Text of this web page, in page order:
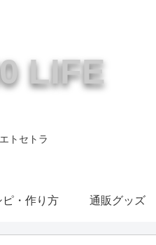
LIFE
トセトラ
ピ・作り方 通販グッズ